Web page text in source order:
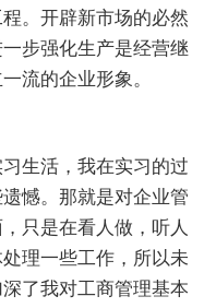
。开辟新市场的必然
步强化生产是经营继
流的企业形象。
生活，我在实习的过
憾。那就是对企业管
只是在看人做，听人
理一些工作，所以未
了我对工商管理基本